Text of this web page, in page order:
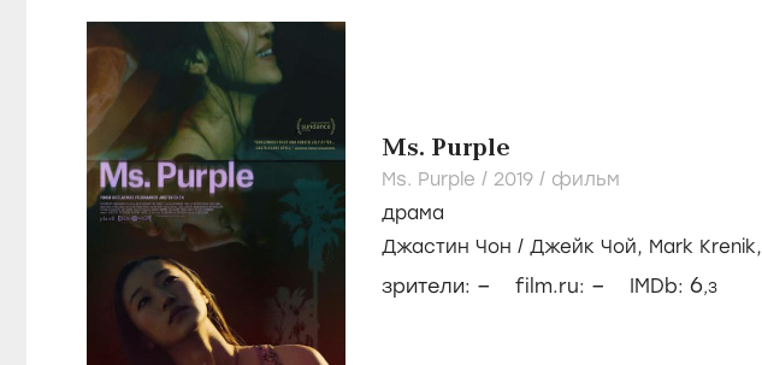
Ms. Purple
Ms. Purple / 2019 / фильм
драма
Джастин Чон / Джейк Чой, Mark Krenik,
зрители: – film.ru: – IMDb: 6,3